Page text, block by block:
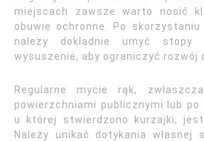
miejscach zawsze warto nosić
obuwie ochronne. Po
należy dokładnie umyć
wysuszenie, aby ograniczyć rozwój
Regularne mycie rąk,
powierzchniami publicznymi lub
u której stwierdzono kurzajki, jest
Należy unikać dotykania własnej